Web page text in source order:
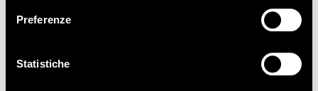
Preferenze
Statistiche